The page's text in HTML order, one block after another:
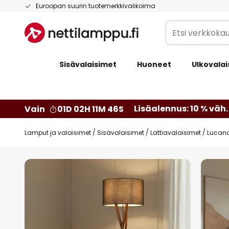
Euroopan suurin tuotemerkkivalikoima
Skip
Content
Etsi
verkkokaupan
Sisävalaisimet Huoneet
Vain 01D 02H 11M 45S Lisäalennus: 10 %
Lamput ja valaisimet Sisävalaisimet Lattiavalaisimet
Skip